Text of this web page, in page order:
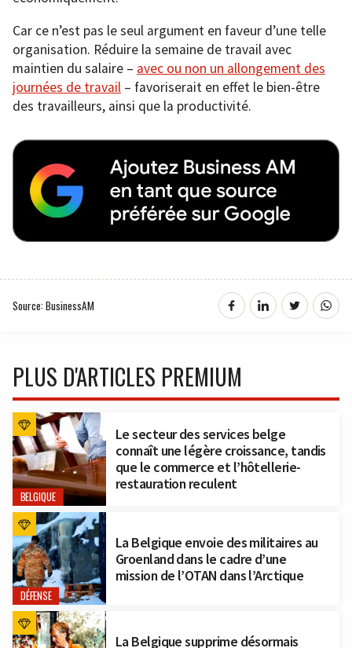
Car ce n’est pas le seul argument en faveur d’une telle
organisation. Réduire la semaine de travail avec
maintien du salaire – avec ou non un allongement des
journées de travail – favoriserait en effet le bien-être
des travailleurs, ainsi que la productivité.
Source: BusinessAM
PLUS D'ARTICLES PREMIUM
BELGIQUE
Le secteur des services belge
connaît une légère croissance, tandis
que le commerce et l’hôtellerie-
restauration reculent
DÉFENSE
La Belgique envoie des militaires au
Groenland dans le cadre d’une
mission de l’OTAN dans l’Arctique
La Belgique supprime désormais